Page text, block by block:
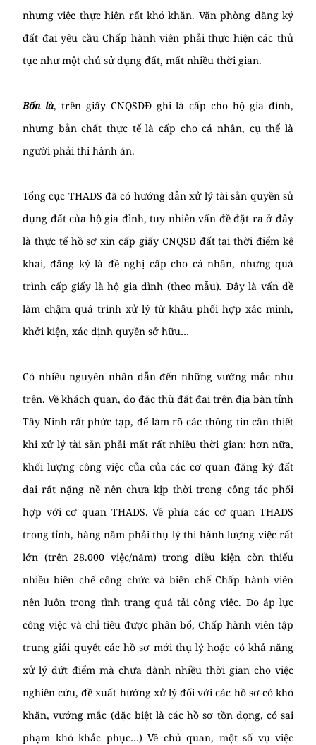
nhưng việc thực hiện rất khó khăn. Văn phòng đăng ký
đất đai yêu cầu Chấp hành viên phải thực hiện các thủ
tục như một chủ sử dụng đất, mất nhiều thời gian.
Bốn là, trên giấy CNQSDĐ ghi là cấp cho hộ gia đình,
nhưng bản chất thực tế là cấp cho cá nhân, cụ thể là
người phải thi hành án.
Tổng cục THADS đã có hướng dẫn xử lý tài sản quyền sử
dụng đất của hộ gia đình, tuy nhiên vấn đề đặt ra ở đây
là thực tế hồ sơ xin cấp giấy CNQSD đất tại thời điểm kê
khai, đăng ký là đề nghị cấp cho cá nhân, nhưng quá
trình cấp giấy là hộ gia đình (theo mẫu). Đây là vấn đề
làm chậm quá trình xử lý từ khâu phối hợp xác minh,
khởi kiện, xác định quyền sở hữu…
Có nhiều nguyên nhân dẫn đến những vướng mắc như
trên. Về khách quan, do đặc thù đất đai trên địa bàn tỉnh
Tây Ninh rất phức tạp, để làm rõ các thông tin cần thiết
khi xử lý tài sản phải mất rất nhiều thời gian; hơn nữa,
khối lượng công việc của của các cơ quan đăng ký đất
đai rất nặng nề nên chưa kịp thời trong công tác phối
hợp với cơ quan THADS. Về phía các cơ quan THADS
trong tỉnh, hàng năm phải thụ lý thi hành lượng việc rất
lớn (trên 28.000 việc/năm) trong điều kiện còn thiếu
nhiều biên chế công chức và biên chế Chấp hành viên
nên luôn trong tình trạng quá tải công việc. Do áp lực
công việc và chỉ tiêu được phân bổ, Chấp hành viên tập
trung giải quyết các hồ sơ mới thụ lý hoặc có khả năng
xử lý dứt điểm mà chưa dành nhiều thời gian cho việc
nghiên cứu, đề xuất hướng xử lý đối với các hồ sơ có khó
khăn, vướng mắc (đặc biệt là các hồ sơ tồn đọng, có sai
phạm khó khắc phục…) Về chủ quan, một số vụ việc